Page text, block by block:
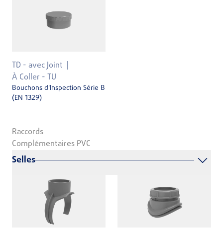
TD - avec Joint
À Coller - TU
Bouchons d'Inspection Série B
(EN 1329)
Raccords
Complémentaires PVC
Selles